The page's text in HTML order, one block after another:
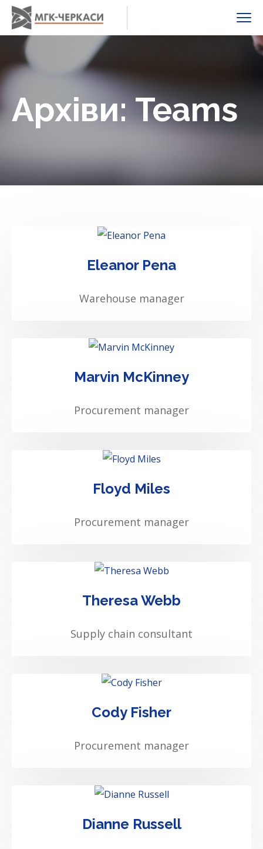
Архіви:Teams
Eleanor Pena
Warehouse manager
Marvin McKinney
Procurement manager
Floyd Miles
Procurement manager
Theresa Webb
Supply chain consultant
Cody Fisher
Procurement manager
Dianne Russell